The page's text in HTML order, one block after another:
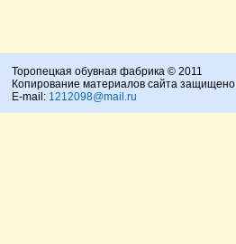
Торопецкая обувная фабрика © 2011
Копирование материалов сайта защищено
E-mail: 1212098@mail.ru